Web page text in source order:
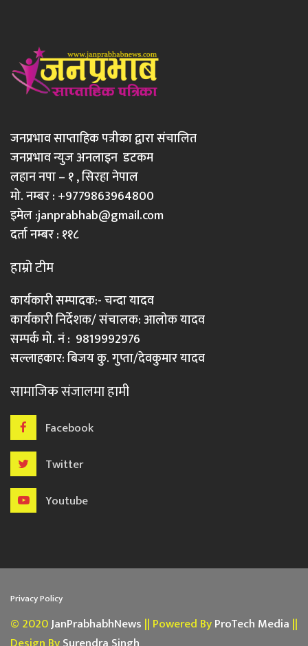
जनप्रभाव साप्ताहिक पत्रीका द्वारा संचालित
जनप्रभाव न्युज अनलाइन डटकम
लहान नपा – १ , सिरहा नेपाल
मो. नम्बर : +9779863964800
इमेल :janprabhab@gmail.com
दर्ता नम्बर : ११८
हाम्रो टीम
कार्यकारी सम्पादक:- चन्दा यादव
कार्यकारी निर्देशक/ संचालक: आलोक यादव
सम्पर्क मो. नं : 9819992976
सल्लाहकार: बिजय कु. गुप्ता/देवकुमार यादव
सामाजिक संजालमा हामी
Facebook
Twitter
Youtube
Privacy Policy
© 2020JanPrabhabhNews || Powered ByProTech Media ||